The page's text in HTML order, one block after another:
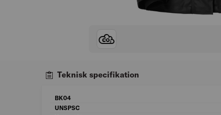
Teknisk specifikation
BK04
UNSPSC